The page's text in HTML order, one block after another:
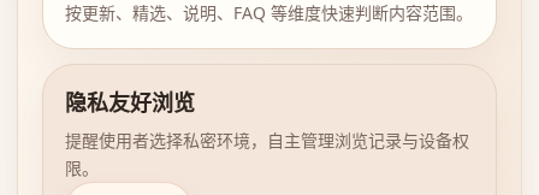
按更新、精选、说明、FAQ 等维度快速判断内容范围。
隐私友好浏览
提醒使用者选择私密环境，自主管理浏览记录与设备权
限。